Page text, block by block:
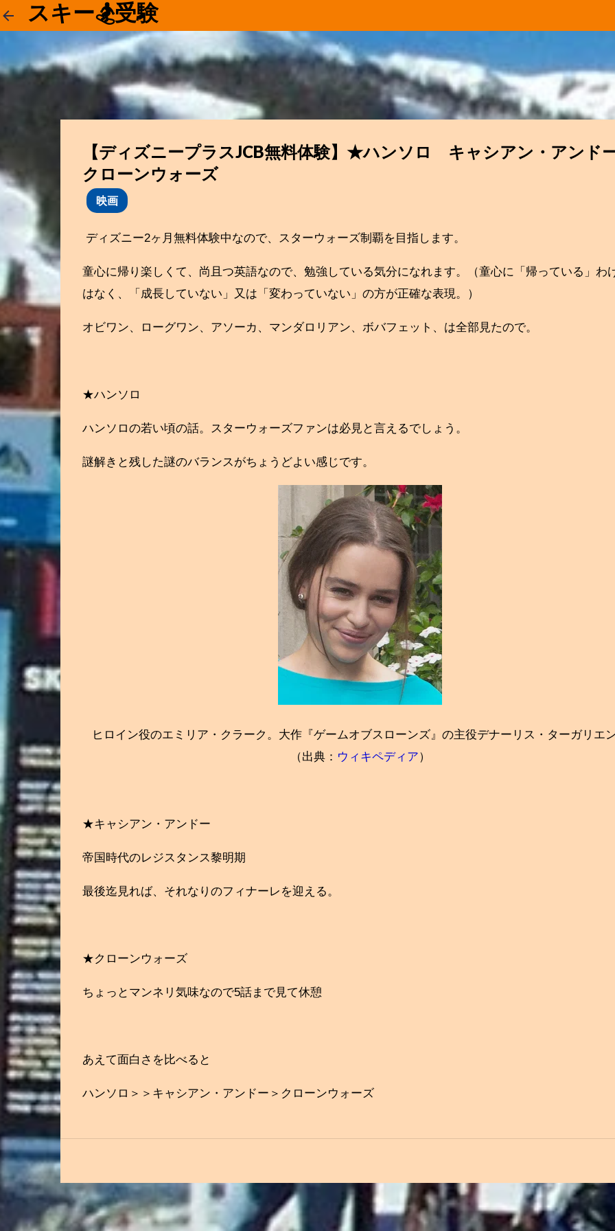
スキー🏂受験
【ディズニープラスJCB無料体験】★ハンソロ キャシアン・アン
クローンウォーズ
映画
ディズニー2ヶ月無料体験中なので、スターウォーズ制覇を目指します。
童心に帰り楽しくて、尚且つ英語なので、勉強している気分になれます。（童心に「帰っている」わ
はなく、「成長していない」又は「変わっていない」の方が正確な表現。）
オビワン、ローグワン、アソーカ、マンダロリアン、ボバフェット、は全部見たので。
★ハンソロ
ハンソロの若い頃の話。スターウォーズファンは必見と言えるでしょう。
謎解きと残した謎のバランスがちょうどよい感じです。
ヒロイン役のエミリア・クラーク。大作『ゲームオブスローンズ』の主役デナーリス・ターガリエ
（出典： ウィキペディア）
★キャシアン・アンドー
帝国時代のレジスタンス黎明期
最後迄見れば、それなりのフィナーレを迎える。
★クローンウォーズ
ちょっとマンネリ気味なので5話まで見て休憩
あえて面白さを比べると
ハンソロ＞＞キャシアン・アンドー＞クローンウォーズ